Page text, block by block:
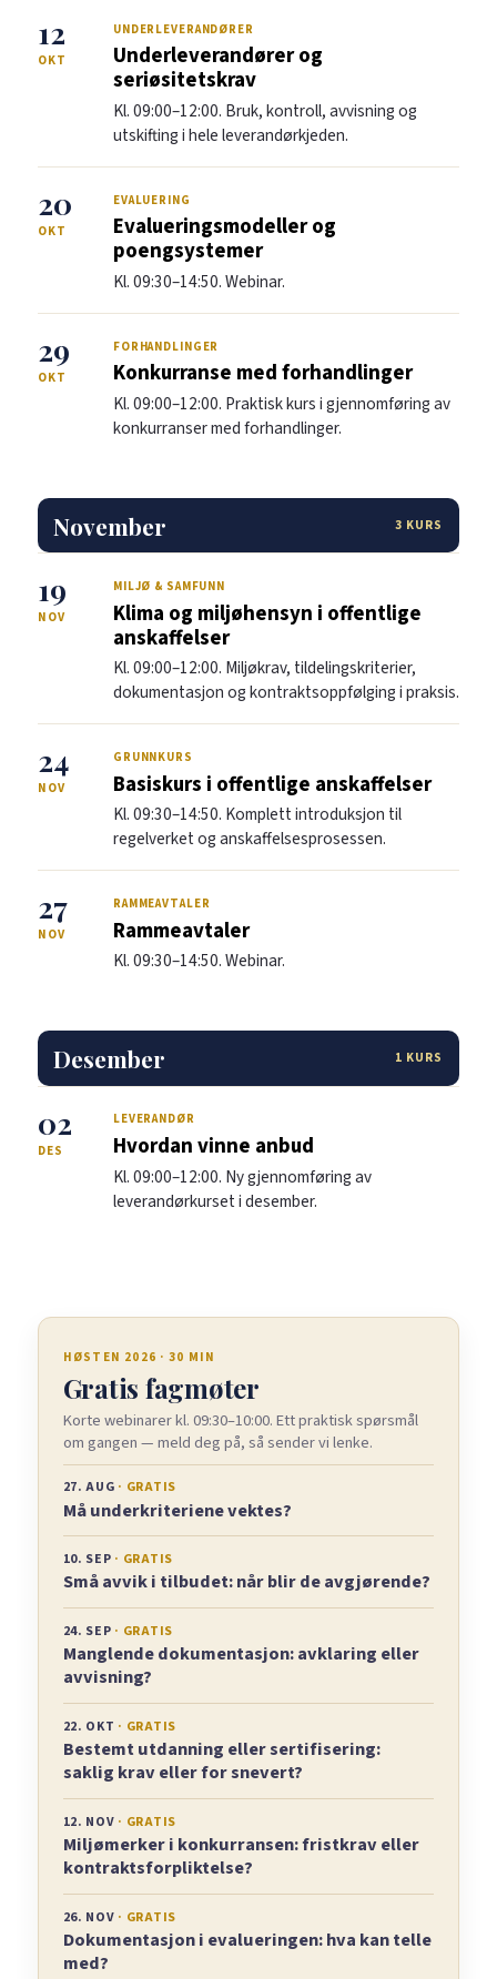
12
OKT
UNDERLEVERANDØRER
Underleverandører og
seriøsitetskrav
Kl. 09:00–12:00. Bruk, kontroll, avvisning og
utskifting i hele leverandørkjeden.
20
OKT
EVALUERING
Evalueringsmodeller og
poengsystemer
Kl. 09:30–14:50. Webinar.
29
OKT
FORHANDLINGER
Konkurranse med forhandlinger
Kl. 09:00–12:00. Praktisk kurs i gjennomføring av
konkurranser med forhandlinger.
November 3 KURS
19
NOV
MILJØ & SAMFUNN
Klima og miljøhensyn i offentlige
anskaffelser
Kl. 09:00–12:00. Miljøkrav, tildelingskriterier,
dokumentasjon og kontraktsoppfølging i praksis.
24
NOV
GRUNNKURS
Basiskurs i offentlige anskaffelser
Kl. 09:30–14:50. Komplett introduksjon til
regelverket og anskaffelsesprosessen.
27
NOV
RAMMEAVTALER
Rammeavtaler
Kl. 09:30–14:50. Webinar.
Desember 1 KURS
02
DES
LEVERANDØR
Hvordan vinne anbud
Kl. 09:00–12:00. Ny gjennomføring av
leverandørkurset i desember.
HØSTEN 2026 · 30 MIN
Gratis fagmøter
Korte webinarer kl. 09:30–10:00. Ett praktisk spørsmål
om gangen — meld deg på, så sender vi lenke.
27. AUG · GRATIS
Må underkriteriene vektes?
10. SEP · GRATIS
Små avvik i tilbudet: når blir de avgjørende?
24. SEP · GRATIS
Manglende dokumentasjon: avklaring eller
avvisning?
22. OKT · GRATIS
Bestemt utdanning eller sertifisering:
saklig krav eller for snevert?
12. NOV · GRATIS
Miljømerker i konkurransen: fristkrav eller
kontraktsforpliktelse?
26. NOV · GRATIS
Dokumentasjon i evalueringen: hva kan telle
med?